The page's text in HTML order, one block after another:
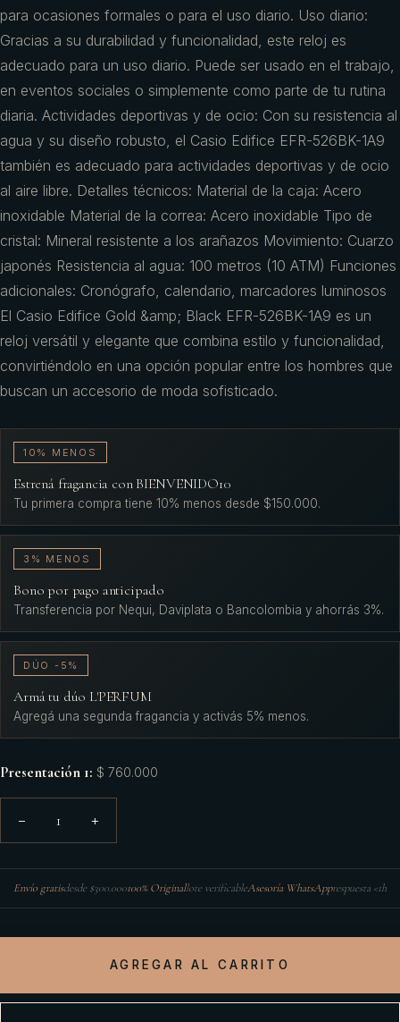
para ocasiones formales o para el uso diario. Uso diario:
Gracias a su durabilidad y funcionalidad, este reloj es
adecuado para un uso diario. Puede ser usado en el trabajo,
en eventos sociales o simplemente como parte de tu rutina
diaria. Actividades deportivas y de ocio: Con su resistencia al
agua y su diseño robusto, el Casio Edifice EFR-526BK-1A9
también es adecuado para actividades deportivas y de ocio
al aire libre. Detalles técnicos: Material de la caja: Acero
inoxidable Material de la correa: Acero inoxidable Tipo de
cristal: Mineral resistente a los arañazos Movimiento: Cuarzo
japonés Resistencia al agua: 100 metros (10 ATM) Funciones
adicionales: Cronógrafo, calendario, marcadores luminosos
El Casio Edifice Gold &amp; Black EFR-526BK-1A9 es un
reloj versátil y elegante que combina estilo y funcionalidad,
convirtiéndolo en una opción popular entre los hombres que
buscan un accesorio de moda sofisticado.
10% MENOS
Estrená fragancia con BIENVENIDO10
Tu primera compra tiene 10% menos desde $150.000.
3% MENOS
Bono por pago anticipado
Transferencia por Nequi, Daviplata o Bancolombia y ahorrás 3%.
DÚO -5%
Armá tu dúo L'PERFUM
Agregá una segunda fragancia y activás 5% menos.
Presentación 1: $ 760.000
− 1 +
Envío gratisdesde $300.000100% Originallote verificableAsesoría WhatsApprespuesta <1h
AGREGAR AL CARRITO